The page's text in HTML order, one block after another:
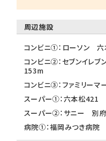
周辺施設
コンビニ①：ローソン
コンビニ②：セブンイレ
153m
コンビニ③：ファミリ
スーパー①：六本松421
スーパー②：サニー 別
病院①：福岡みつき病